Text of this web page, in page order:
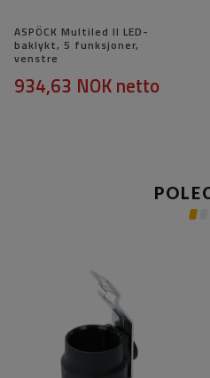
ASPÖCK Multiled II LED-
baklykt, 5 funksjoner,
venstre
934,63 NOKnetto